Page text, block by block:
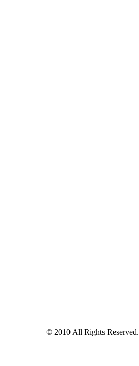
© 2010 All Rights Reserved.